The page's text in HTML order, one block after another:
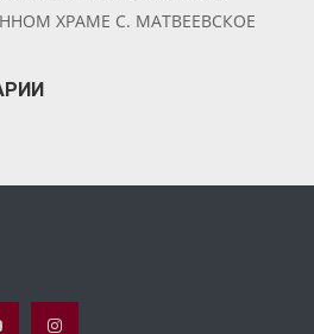
ХРАМЕ С. МАТВЕЕВСКОЕ